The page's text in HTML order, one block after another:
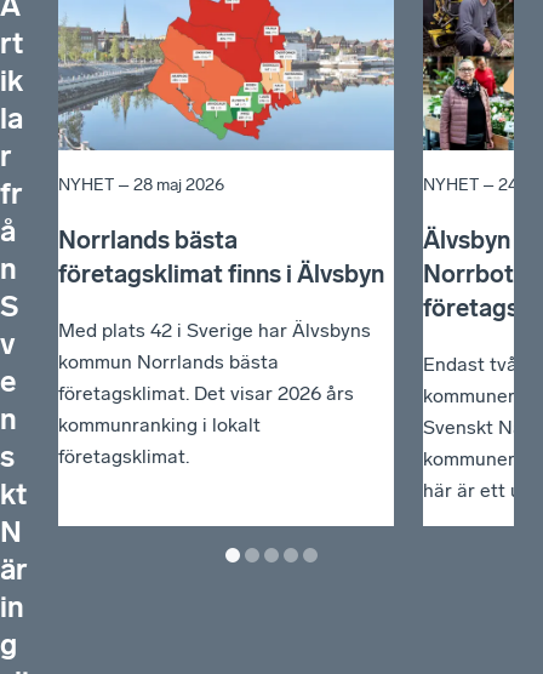
rt
ik
la
r
fr
å
n
S
v
e
n
s
kt
N
är
in
g
NYHET –28 maj 2026
Norrlands bästa
företagsklimat finns i Älvsbyn
Med plats 42 i Sverige har Älvsbyns
kommun Norrlands bästa
företagsklimat. Det visar 2026 års
kommunranking i lokalt
företagsklimat.
NYHET –24
Älvsbyn
Endast två
kommuner
Svenskt
här är ett